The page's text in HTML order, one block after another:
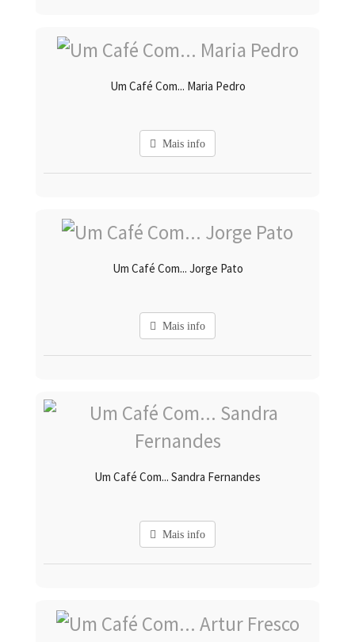
Um Café Com... Maria Pedro
Mais info
Um Café Com... Jorge Pato
Mais info
Um Café Com... Sandra Fernandes
Mais info